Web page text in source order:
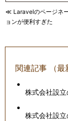
≪ Laravelのページネ
ョンが便利すぎた
関連記事 （最
株式会社設
株式会社設